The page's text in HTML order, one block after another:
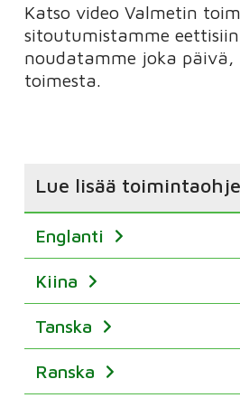
Katso video Valmetin
sitoutumistamme
noudatamme joka
toimesta.
Lue lisää
Englanti
Kiina
Tanska
Ranska